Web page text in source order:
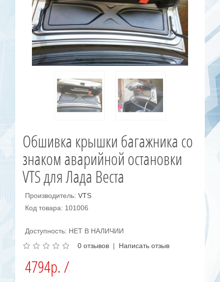
Обшивка крышки багажника со
знаком аварийной остановки
VTS для Лада Веста
Производитель:VTS
Код товара: 101006
Доступность: НЕТ В НАЛИЧИИ
0 отзывов | Написать отзыв
4794р. /